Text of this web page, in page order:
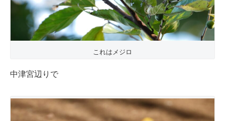
これはメジロ
中津宮辺りで